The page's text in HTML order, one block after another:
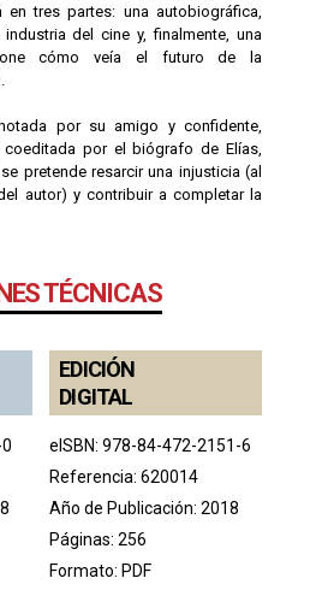
en tres partes: una autobiográfica,
del cine y, finalmente, una
cómo veía el futuro de la
por su amigo y confidente,
por el biógrafo de Elías,
pretende resarcir una injusticia (al
autor) y contribuir a completar la
TÉCNICAS
EDICIÓN
DIGITAL
eISBN: 978-84-472-2151-6
Referencia: 620014
Año de Publicación: 2018
Páginas: 256
Formato: PDF